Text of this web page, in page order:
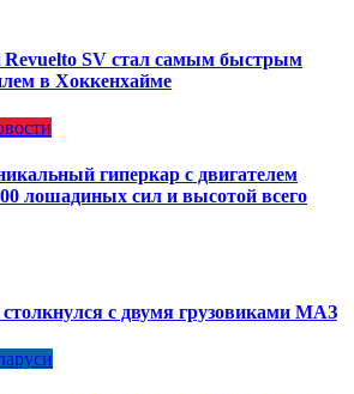
SV стал самым быстрым
в Хоккенхайме
гиперкар с двигателем
лошадиных сил и высотой всего
с двумя грузовиками МАЗ